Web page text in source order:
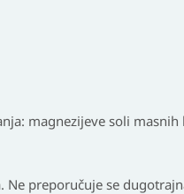
magnezijeve soli
preporučuje se